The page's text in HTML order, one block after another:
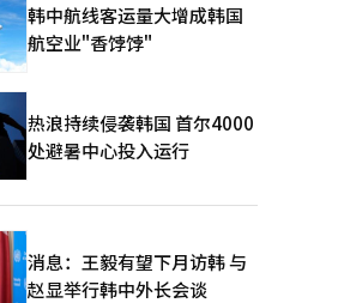
韩中航线客运量大增成韩国
航空业"香饽饽"
热浪持续侵袭韩国 首尔4000
处避暑中心投入运行
消息：王毅有望下月访韩 与
赵显举行韩中外长会谈